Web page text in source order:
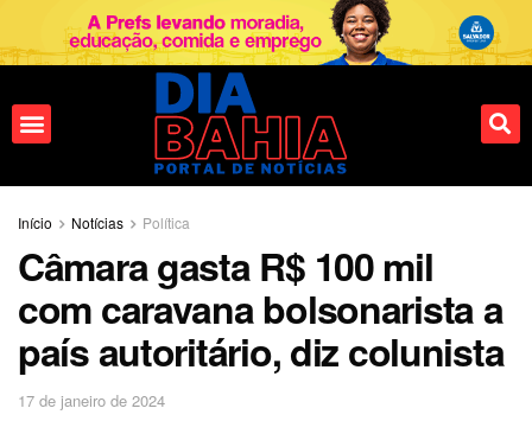
Início Notícias Política
Câmara gasta R$ 100 mil
com caravana bolsonarista a
país autoritário, diz colunista
17 de janeiro de 2024